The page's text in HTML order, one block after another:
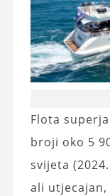
Flota
broji oko 5
svijeta
ali